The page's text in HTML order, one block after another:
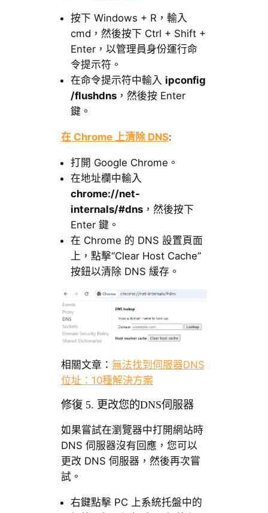
按下 Windows + R，輸入
cmd，然後按下 Ctrl + Shift +
Enter，以管理員身份運行命
令提示符。
在命令提示符中輸入 ipconfig
/flushdns，然後按 Enter
鍵。
在 Chrome 上清除 DNS:
打開 Google Chrome。
在地址欄中輸入
chrome://net-
internals/#dns，然後按下
Enter 鍵。
在 Chrome 的 DNS 設置頁面
上，點擊“Clear Host Cache”
按鈕以清除 DNS 緩存。
相關文章： 無法找到伺服器DNS
位址：10種解決方案
修復 5. 更改您的DNS伺服器
如果嘗試在瀏覽器中打開網站時
DNS 伺服器沒有回應，您可以
更改 DNS 伺服器，然後再次嘗
試。
右鍵點擊 PC 上系統托盤中的